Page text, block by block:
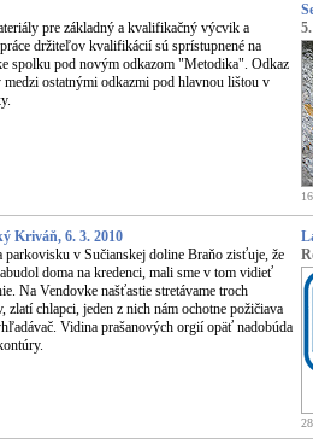
pre základný a kvalifikačný výcvik a
držiteľov kvalifikácií sú sprístupnené na
spolku pod novým odkazom "Metodika". Odkaz
medzi ostatnými odkazmi pod hlavnou lištou v
Kriváň, 6. 3. 2010
parkovisku v Sučianskej doline Braňo zisťuje, že
doma na kredenci, mali sme v tom vidieť
Na Vendovke našťastie stretávame troch
zlatí chlapci, jeden z nich nám ochotne požičiava
Vidina prašanových orgií opäť nadobúda